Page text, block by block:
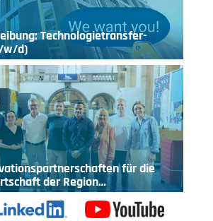
Technologietransfer-
w/d)
für die
der Region…